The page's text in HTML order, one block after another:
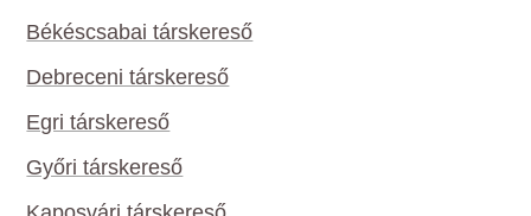
Békéscsabai társkereső
Debreceni társkereső
Egri társkereső
Győri társkereső